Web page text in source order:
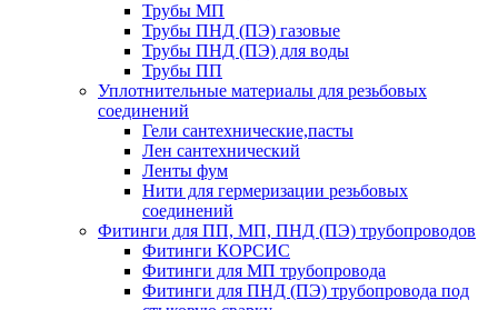
Трубы МП
Трубы ПНД (ПЭ) газовые
Трубы ПНД (ПЭ) для воды
Трубы ПП
Уплотнительные материалы для резьбовых
соединений
Гели сантехнические,пасты
Лен сантехнический
Ленты фум
Нити для гермеризации резьбовых
соединений
Фитинги для ПП, МП, ПНД (ПЭ) трубопроводов
Фитинги КОРСИС
Фитинги для МП трубопровода
Фитинги для ПНД (ПЭ) трубопровода под